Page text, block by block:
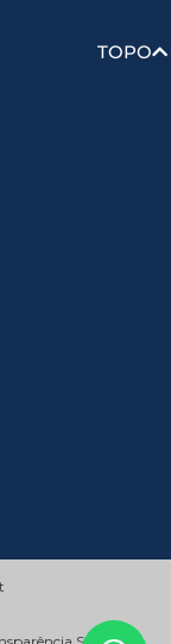
TOPO